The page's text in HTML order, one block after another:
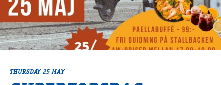
Bra att veta
Catering by Lyon
Hotell nära oss
Presentkort
THURSDAY 25 MAY